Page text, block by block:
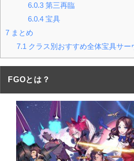
6.0.3第三再臨
6.0.4宝具
7 まとめ
7.1 クラス別おすすめ全体宝具サ
FGOとは？